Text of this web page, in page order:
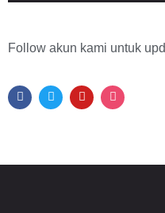
Follow akun kami untuk